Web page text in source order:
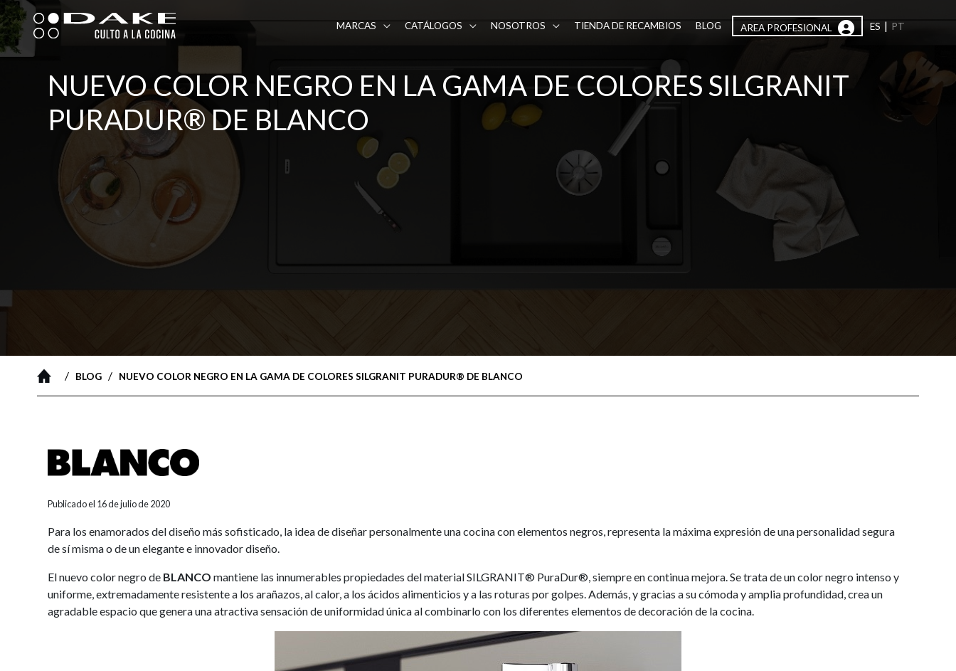
Ir
al
contenido
MARCAS CATÁLOGOS NOSOTROS TIENDA DE RECAMBIOS BLOG AREA PROFESIONAL ES | PT
NUEVO COLOR NEGRO EN LA GAMA DE COLORES SILGRANIT
PURADUR® DE BLANCO
/ BLOG / NUEVO COLOR NEGRO EN LA GAMA DE COLORES SILGRANIT PURADUR® DE BLANCO
Publicado el 16 de julio de 2020
Para los enamorados del diseño más sofisticado, la idea de diseñar personalmente una cocina con elementos negros, representa la máxima expresión de una personalidad segura
de sí misma o de un elegante e innovador diseño.
El nuevo color negro de BLANCO mantiene las innumerables propiedades del material SILGRANIT® PuraDur®, siempre en continua mejora. Se trata de un color negro intenso y
uniforme, extremadamente resistente a los arañazos, al calor, a los ácidos alimenticios y a las roturas por golpes. Además, y gracias a su cómoda y amplia profundidad, crea un
agradable espacio que genera una atractiva sensación de uniformidad única al combinarlo con los diferentes elementos de decoración de la cocina.